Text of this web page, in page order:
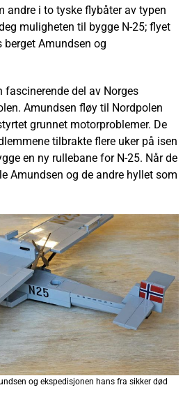
andre i to tyske flybåter av typen
muligheten til bygge N-25; flyet
Amundsen og
fascinerende del av Norges
Amundsen fløy til Nordpolen
grunnet motorproblemer. De
tilbrakte flere uker på isen
en ny rullebane for N-25. Når de
Amundsen og de andre hyllet som
og ekspedisjonen hans fra sikker død